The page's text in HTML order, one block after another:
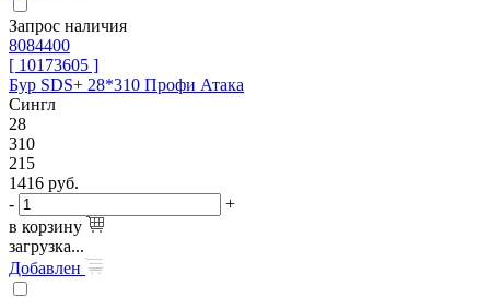
Запрос наличия
8084400
[ 10173605 ]
Бур SDS+ 28*310 Профи Атака
Сингл
28
310
215
1416 руб.
-
+
в корзину
загрузка...
Добавлен